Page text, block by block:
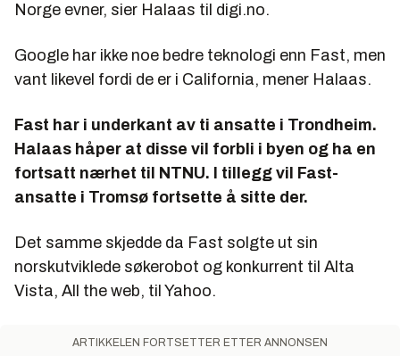
Norge evner, sier Halaas til digi.no.
Google har ikke noe bedre teknologi enn Fast, men
vant likevel fordi de er i California, mener Halaas.
Fast har i underkant av ti ansatte i Trondheim.
Halaas håper at disse vil forbli i byen og ha en
fortsatt nærhet til NTNU. I tillegg vil Fast-
ansatte i Tromsø fortsette å sitte der.
Det samme skjedde da Fast solgte ut sin
norskutviklede søkerobot og konkurrent til Alta
Vista, All the web, til Yahoo.
ARTIKKELEN FORTSETTER ETTER ANNONSEN